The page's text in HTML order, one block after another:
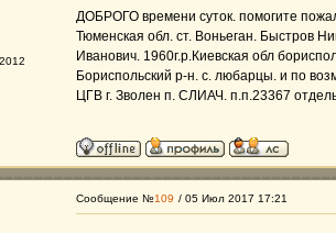
ДОБРОГО времени суток. помогите
Тюменская обл. ст. Воньеган. Быстров
Иванович. 1960г.р.Киевская обл
Бориспольский р-н. с. любарцы. и по
ЦГВ г. Зволен п. СЛИАЧ. п.п.23367
Сообщение №109 / 05 Июл 2017 17:21